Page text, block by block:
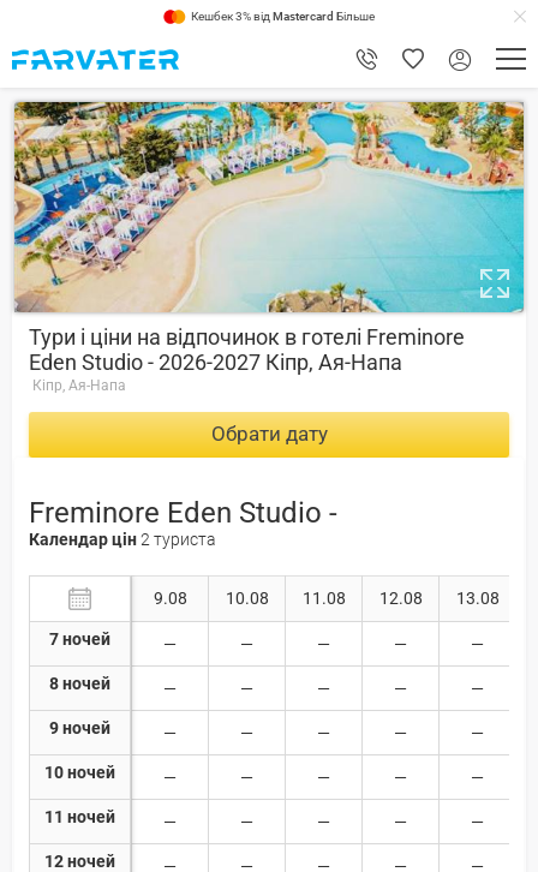
Кешбек 3% від Mastercard Більше
1
Тури і ціни на відпочинок в готелі Freminore
Eden Studio - 2026-2027 Кіпр, Ая-Напа
Кіпр, Ая-Напа
Обрати дату
Freminore Eden Studio -
Календар цін2 туриста
7 ночей
8 ночей
9 ночей
10 ночей
11 ночей
12 ночей
9.08 10.08 11.08 12.08 13.08